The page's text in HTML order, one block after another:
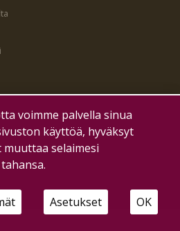
voimme palvella sinua
käyttöä, hyväksyt
selaimesi
Asetukset OK